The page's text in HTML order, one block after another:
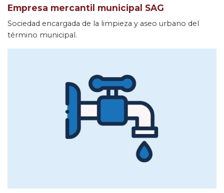
Empresa mercantil municipal SAG
Sociedad encargada de la limpieza y aseo urbano del
término municipal.